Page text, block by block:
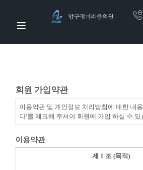
미라클 리프팅
회원 가입약관
이용약관 및 개인정보 처리방침에 대한 내
다'를 체크해 주셔야 회원에 가입 하실 수
이용약관
제 1 조 (목적)